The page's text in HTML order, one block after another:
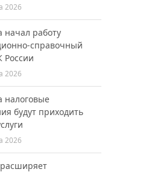
2026
начал работу
справочный
России
2026
налоговые
будут приходить
2026
расширяет